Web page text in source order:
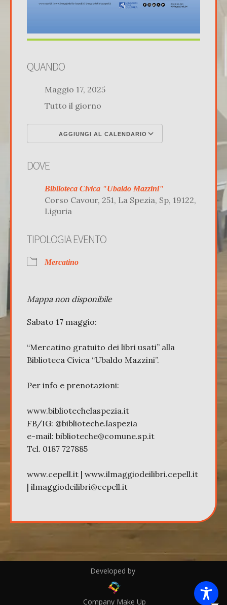
QUANDO
Maggio 17, 2025
Tutto il giorno
AGGIUNGI AL CALENDARIO
DOVE
Biblioteca Civica "Ubaldo Mazzini"
Corso Cavour, 251, La Spezia, Sp, 19122,
Liguria
TIPOLOGIA EVENTO
Mercatino
Mappa non disponibile
Sabato 17 maggio:
“Mercatino gratuito dei libri usati” alla
Biblioteca Civica “Ubaldo Mazzini”.
Per info e prenotazioni:
www.bibliotechelaspezia.it
FB/IG: @biblioteche.laspezia
e-mail: biblioteche@comune.sp.it
Tel. 0187 727885
www.cepell.it | www.ilmaggiodeilibri.cepell.it
| ilmaggiodeilibri@cepell.it
Developed by
Company Make Up